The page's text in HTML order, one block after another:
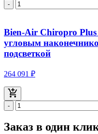
-
Bien-Air Chiropro Plus
угловым
подсветкой
264 091 ₽
-
Заказ в один